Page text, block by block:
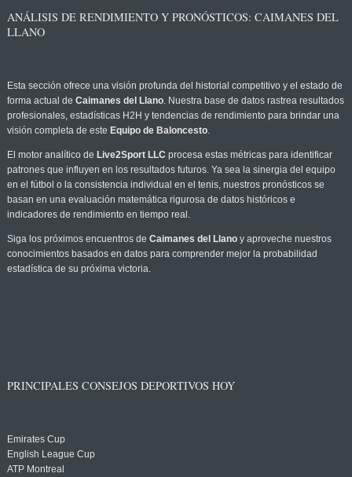
ANÁLISIS DE RENDIMIENTO Y PRONÓSTICOS: CAIMANES DEL
LLANO
Esta sección ofrece una visión profunda del historial competitivo y el estado de
forma actual de Caimanes del Llano. Nuestra base de datos rastrea resultados
profesionales, estadísticas H2H y tendencias de rendimiento para brindar una
visión completa de este Equipo de Baloncesto.
El motor analítico de Live2Sport LLC procesa estas métricas para identificar
patrones que influyen en los resultados futuros. Ya sea la sinergia del equipo
en el fútbol o la consistencia individual en el tenis, nuestros pronósticos se
basan en una evaluación matemática rigurosa de datos históricos e
indicadores de rendimiento en tiempo real.
Siga los próximos encuentros de Caimanes del Llanoy aproveche nuestros
conocimientos basados en datos para comprender mejor la probabilidad
estadística de su próxima victoria.
PRINCIPALES CONSEJOS DEPORTIVOS HOY
Emirates Cup
English League Cup
ATP Montreal